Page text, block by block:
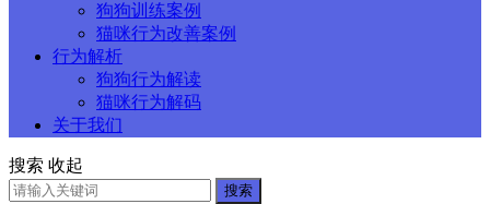
狗狗训练案例
猫咪行为改善案例
行为解析
狗狗行为解读
猫咪行为解码
关于我们
搜索 收起
搜索